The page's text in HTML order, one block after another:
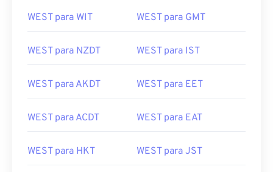
WEST para WIT WEST para GMT
WEST para NZDT WEST para IST
WEST para AKDT WEST para EET
WEST para ACDT WEST para EAT
WEST para HKT WEST para JST